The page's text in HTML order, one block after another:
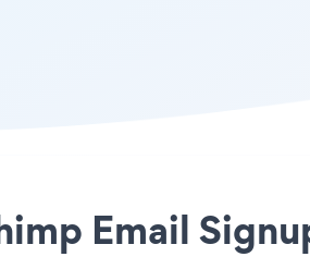
Email Signup